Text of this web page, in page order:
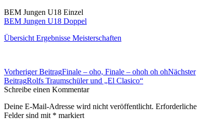
BEM Jungen U18 Einzel
BEM Jungen U18 Doppel
Übersicht Ergebnisse Meisterschaften
Beitrags-
Navigation
Vorheriger BeitragFinale – oho, Finale – ohoh oh ohNächster
BeitragRolfs Traumschüler und „El Clasico“
Schreibe einen Kommentar
Deine E-Mail-Adresse wird nicht veröffentlicht. Erforderliche
Felder sind mit * markiert